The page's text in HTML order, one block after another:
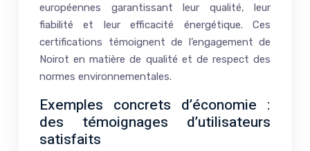
européennes garantissant leur qualité, leur
fiabilité et leur efficacité énergétique. Ces
certifications témoignent de l’engagement de
Noirot en matière de qualité et de respect des
normes environnementales.
Exemples concrets d’économie :
des témoignages d’utilisateurs
satisfaits